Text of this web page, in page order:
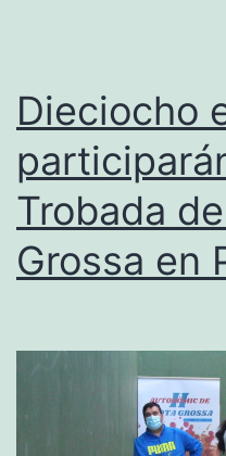
Dieciocho
Trobada
Grossa en